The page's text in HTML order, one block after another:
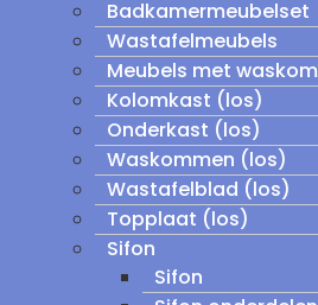
Badkamermeubelset
Wastafelmeubels
Meubels met waskom
Kolomkast (los)
Onderkast (los)
Waskommen (los)
Wastafelblad (los)
Topplaat (los)
Sifon
Sifon